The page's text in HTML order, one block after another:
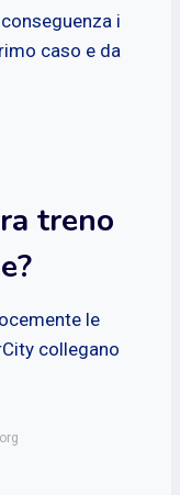
i
caso e da
treno
le
collegano